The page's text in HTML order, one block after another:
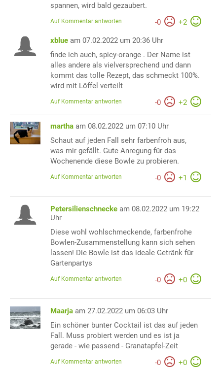
spannen, wird bald gezaubert.
-0 +2
Auf Kommentar antworten
xblue am 07.02.2022 um 20:36 Uhr
finde ich auch, spicy-orange . Der Name ist
alles andere als vielversprechend und dann
kommt das tolle Rezept, das schmeckt 100%.
wird mit Löffel verteilt
-0 +2
Auf Kommentar antworten
martha am 08.02.2022 um 07:10 Uhr
Schaut auf jeden Fall sehr farbenfroh aus,
was mir gefällt. Gute Anregung für das
Wochenende diese Bowle zu probieren.
-0 +1
Auf Kommentar antworten
Petersilienschnecke am 08.02.2022 um 19:22
Uhr
Diese wohl wohlschmeckende, farbenfrohe
Bowlen-Zusammenstellung kann sich sehen
lassen! Die Bowle ist das ideale Getränk für
Gartenpartys
-0 +0
Auf Kommentar antworten
Maarja am 27.02.2022 um 06:03 Uhr
Ein schöner bunter Cocktail ist das auf jeden
Fall. Muss probiert werden und es ist ja
gerade - wie passend - Granatapfel-Zeit
-0 +0
Auf Kommentar antworten